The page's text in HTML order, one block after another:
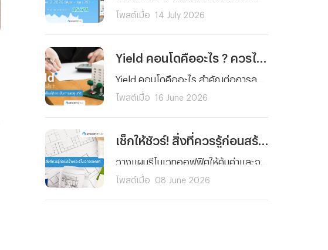
โพสต์เมื่อ 14 July 2026
โพสต์เมื่อ 16 June 2026
โพสต์เมื่อ 08 June 2026